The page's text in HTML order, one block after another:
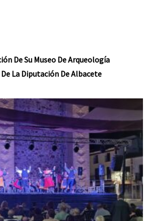
De Su Museo De Arqueología
La Diputación De Albacete